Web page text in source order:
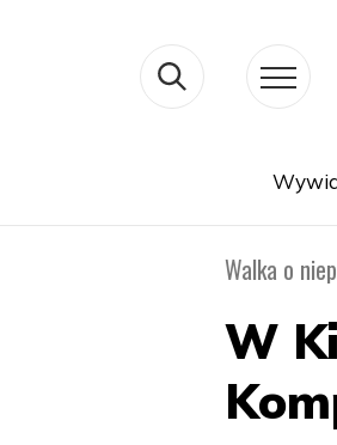
Walka o
W